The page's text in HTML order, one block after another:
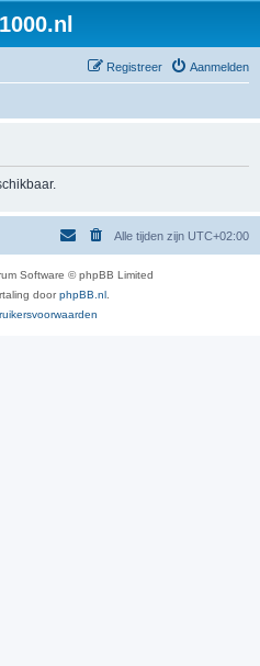
Aanmelden
Registreer
Alle tijden zijn UTC+02:00
Software © phpBB Limited
doorphpBB.nl